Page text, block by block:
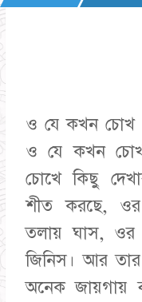
ও যে কখন চোখ
ও যে কখন
চোখে কিছু
শীত করছে,
তলায় ঘাস, ওর
জিনিস। আর
অনেক জায়গায়